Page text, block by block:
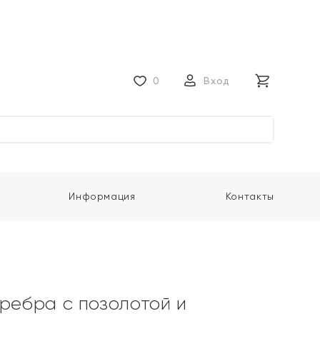
0 Вход
Информация Контакты
с позолотой и